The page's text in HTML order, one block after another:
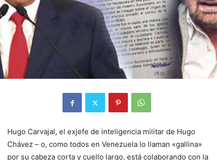
Hugo Carvajal, el exjefe de inteligencia militar de Hugo
Chávez – o, como todos en Venezuela lo llaman «gallina»
por su cabeza corta y cuello largo, está colaborando con la